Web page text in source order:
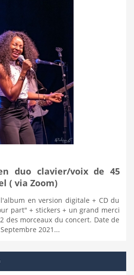
duo clavier/voix de 45
( via Zoom)
en version digitale + CD du
part" + stickers + un grand merci
des morceaux du concert. Date de
2021...